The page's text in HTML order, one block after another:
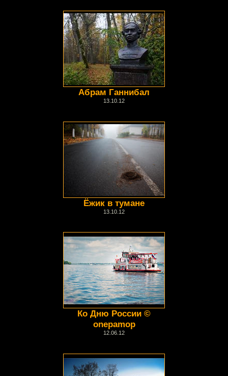
Абрам Ганнибал
13.10.12
Ёжик в тумане
13.10.12
Ко Дню России ©
onepamop
12.06.12